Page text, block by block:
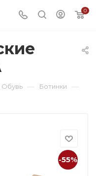
0
Обувь — Ботинки —
-55%